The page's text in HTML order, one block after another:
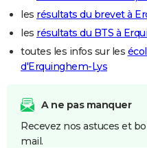
les résultats du brevet à
les résultats du BTS à
toutes les infos sur les
d'Erquinghem-Lys
A ne pas manquer
Recevez nos astuces et
mail.